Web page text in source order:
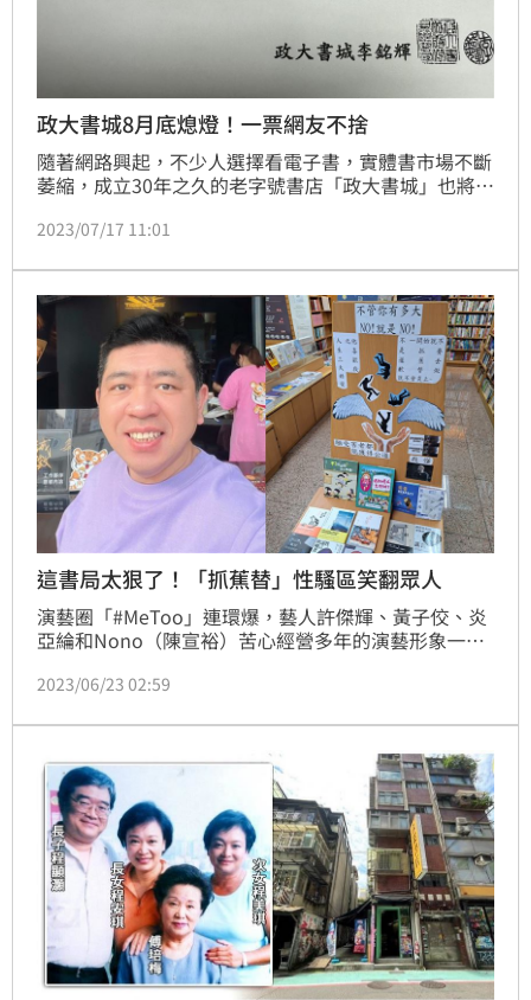
政大書城8月底熄燈！一票網友不捨
隨著網路興起，不少人選擇看電子書，實體書市場不斷
萎縮，成立30年之久的老字號書店「政大書城」也將熄
大書城謹訂於112年8月31日停業」，消息曝光，不少
正式結束了」。
2023/07/17 11:01
這書局太狠了！「抓蕉替」性騷區笑翻眾人
演藝圈「#MeToo」連環爆，藝人許傑輝、黃子佼、炎
亞綸和Nono（陳宣裕）苦心經營多年的演藝形象一夕
上頭更寫著「不管你有多大，NO！就是NO！」、「不
麼跟得上時事的書店！」（記者：王翊綺）
2023/06/23 02:59